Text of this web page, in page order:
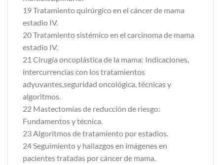
19 Tratamiento quirúrgico en el cáncer de mama
estadio IV.
20 Tratamiento sistémico en el carcinoma de mama
estadio IV.
21 Cirugía oncoplástica de la mama: Indicaciones,
intercurrencias con los tratamientos
adyuvantes,seguridad oncológica, técnicas y
algoritmos.
22 Mastectomías de reducción de riesgo:
Fundamentos y técnica.
23 Algoritmos de tratamiento por estadios.
24 Seguimiento y hallazgos en imágenes en
pacientes tratadas por cáncer de mama.